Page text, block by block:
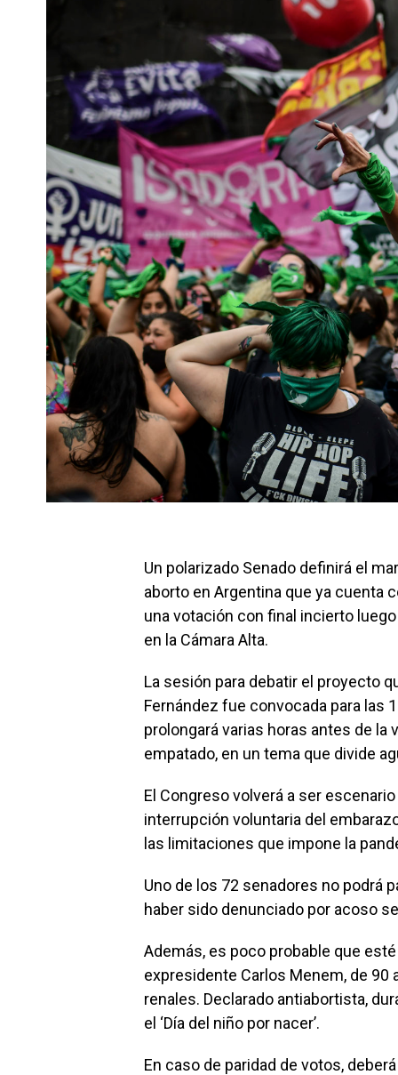
Un polarizado Senado definirá el
aborto en Argentina que ya cuenta
una votación con final incierto
en la Cámara Alta.
La sesión para debatir el proyecto
Fernández fue convocada para las
prolongará varias horas antes de
empatado, en un tema que divide
El Congreso volverá a ser
interrupción voluntaria del
las limitaciones que impone la
Uno de los 72 senadores no podrá
haber sido denunciado por acoso
Además, es poco probable que
expresidente Carlos Menem, de
renales. Declarado antiabortista,
el ‘Día del niño por nacer’.
En caso de paridad de votos,